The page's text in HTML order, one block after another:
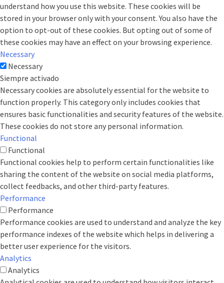
understand how you use this website. These cookies will be
stored in your browser only with your consent. You also have the
option to opt-out of these cookies. But opting out of some of
these cookies may have an effect on your browsing experience.
Necessary
Necessary
Siempre activado
Necessary cookies are absolutely essential for the website to
function properly. This category only includes cookies that
ensures basic functionalities and security features of the website.
These cookies do not store any personal information.
Functional
Functional
Functional cookies help to perform certain functionalities like
sharing the content of the website on social media platforms,
collect feedbacks, and other third-party features.
Performance
Performance
Performance cookies are used to understand and analyze the key
performance indexes of the website which helps in delivering a
better user experience for the visitors.
Analytics
Analytics